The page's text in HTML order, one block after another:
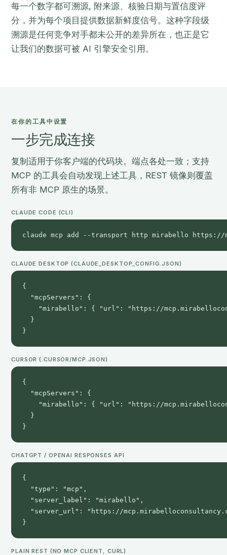
每一个数字都可溯源, 附来源、核验日期与置信度评
分，并为每个项目提供数据新鲜度信号。这种字段级
溯源是任何竞争对手都未公开的差异所在，也正是它
让我们的数据可被 AI 引擎安全引用。
在你的工具中设置
一步完成连接
复制适用于你客户端的代码块。端点各处一致；支持
MCP 的工具会自动发现上述工具，REST 镜像则覆盖
所有非 MCP 原生的场景。
CLAUDE CODE (CLI)
claude mcp add --transport http mirabello https://
CLAUDE DESKTOP (CLAUDE_DESKTOP_CONFIG.JSON)
{
  "mcpServers": {
"mirabello": { "url": "https://
  }
}
CURSOR (.CURSOR/MCP.JSON)
{
  "mcpServers": {
"mirabello": { "url": "https://
  }
}
CHATGPT / OPENAI RESPONSES API
{
  "type": "mcp",
  "server_label": "mirabello",
"server_url": "https://
}
PLAIN REST (NO MCP CLIENT, CURL)